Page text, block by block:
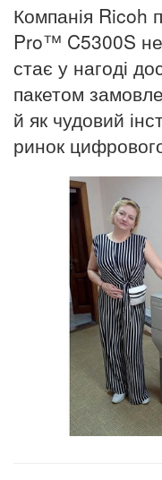
Компанія Ricoh
Pro™ C5300S
стає у нагоді
пакетом
й як чудовий
ринок